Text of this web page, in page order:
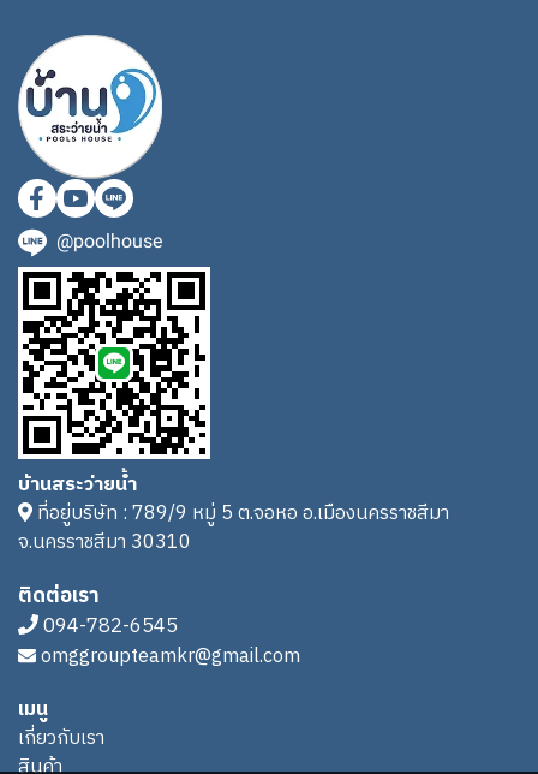
@poolhouse
บ้านสระว่ายน้ำ
ที่อยู่บริษัท : 789/9 หมู่ 5 ต.จอหอ อ.เมืองนครราชสีมา
จ.นครราชสีมา 30310
ติดต่อเรา
094-782-6545
omggroupteamkr@gmail.com
เมนู
เกี่ยวกับเรา
สินค้า